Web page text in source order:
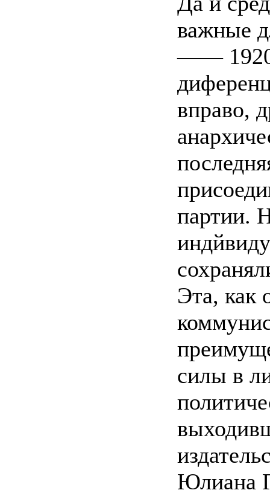
важные
—— 1920
вправо,
партии.
Эта, как
силы в
Юлиана